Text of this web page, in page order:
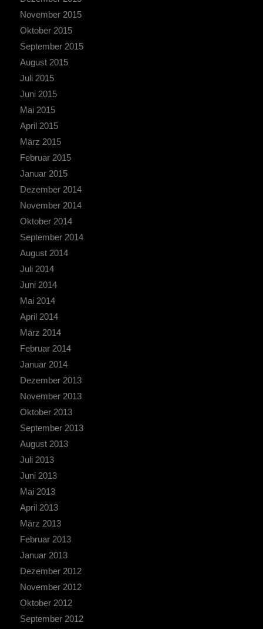
November 2015
Oktober 2015
September 2015
August 2015
Juli 2015
Juni 2015
Mai 2015
April 2015
März 2015
Februar 2015
Januar 2015
Dezember 2014
November 2014
Oktober 2014
September 2014
August 2014
Juli 2014
Juni 2014
Mai 2014
April 2014
März 2014
Februar 2014
Januar 2014
Dezember 2013
November 2013
Oktober 2013
September 2013
August 2013
Juli 2013
Juni 2013
Mai 2013
April 2013
März 2013
Februar 2013
Januar 2013
Dezember 2012
November 2012
Oktober 2012
September 2012